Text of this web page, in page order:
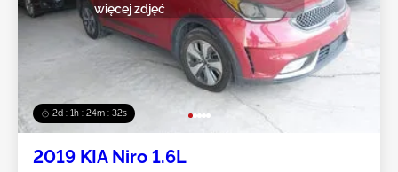
2d : 1h : 24m : 29s
więcej zdjęć
2019 KIA Niro 1.6L